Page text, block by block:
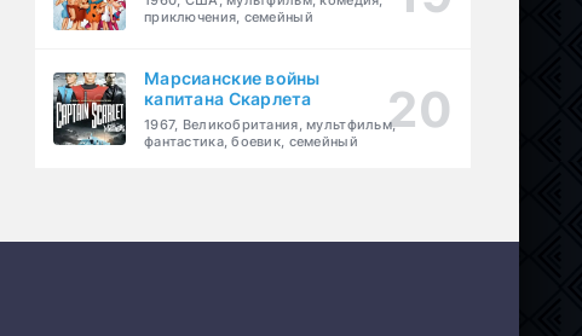
приключения, семейный
Марсианские войны
капитана Скарлета
1967, Великобритания, мультфильм,
фантастика, боевик, семейный